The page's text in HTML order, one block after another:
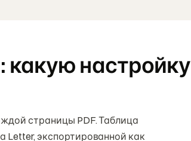
какую настройку
страницы PDF. Таблица
Letter, экспортированной как